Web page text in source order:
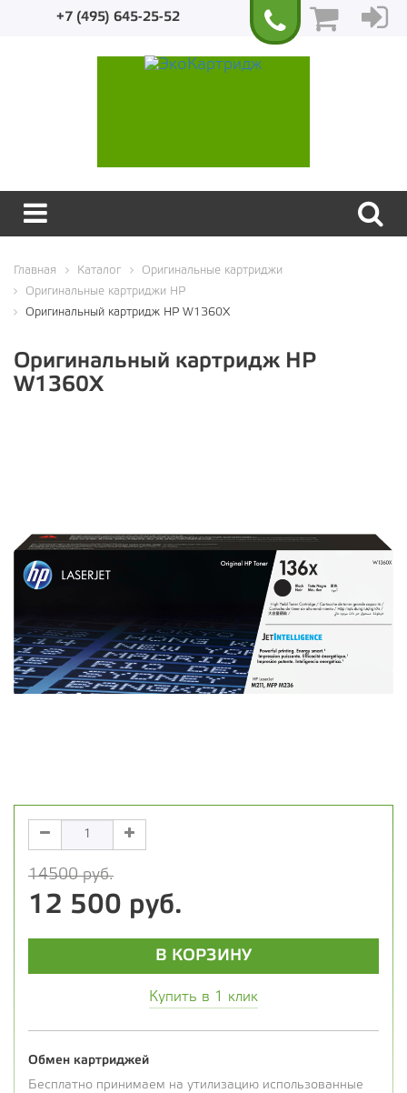
+7 (495) 645-25-52
Главная Каталог Оригинальные картриджи
Оригинальные картриджи HP
Оригинальный картридж HP W1360X
Оригинальный картридж HP
W1360X
14500 руб.
12 500 руб.
В КОРЗИНУ
Купить в 1 клик
Обмен картриджей
Бесплатно принимаем на утилизацию использованные